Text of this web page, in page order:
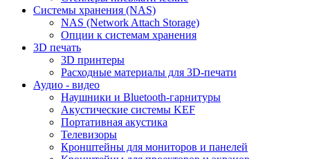
Cистемы хранения (NAS)
NAS (Network Attach Storage)
Опции к системам хранения
3D печать
3D принтеры
Расходные материалы для 3D-печати
Аудио - видео
Наушники и Bluetooth-гарнитуры
Акустические системы KEF
Портативная акустика
Телевизоры
Кронштейны для мониторов и панелей